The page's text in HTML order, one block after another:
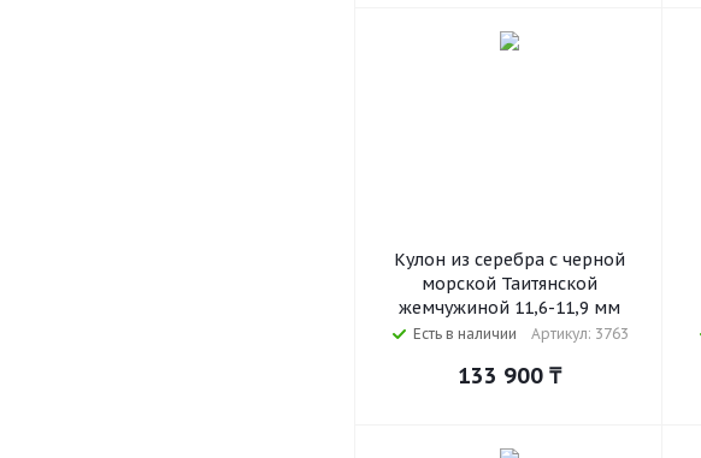
Кулон из серебра с черной
морской Таитянской
жемчужиной 11,6-11,9 мм
Есть в наличии Артикул: 3763
133 900₸